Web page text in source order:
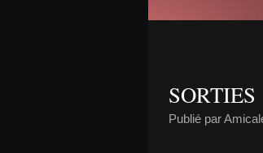
SORTIES
Publié par